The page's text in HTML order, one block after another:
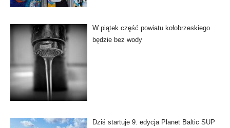
W piątek część powiatu kołobrzeskiego
będzie bez wody
Dziś startuje 9. edycja Planet Baltic SUP